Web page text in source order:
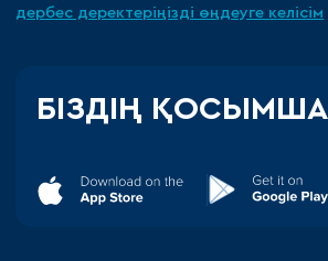
дербес деректеріңізді өңдеуге келісім
БІЗДІҢ ҚОСЫМША